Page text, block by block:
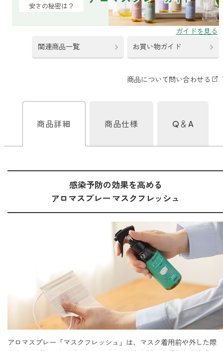
アロミック・エアープラス
アロミック・フロー
スリープブロック
アンチバグプレミアム
ダニ除け
(シトラスミント)
アロミックデオ
ストレケアアロマ
リラックスタイム
エッセンシャルミスト
フランチャイズ募集
＊通話料無料
＊受付：平日10:00～17:00(土日祝定休)
お問い合わせいただく前に一度、「よくある質問」をご確認くださ
よくあるご質問、お問い合わせ
安さの秘密は？
関連商品一覧 お買い物ガイド
商品詳細 商品仕様 Q＆A
感染予防の効果を高める
アロマスプレー マスクフレッシュ
アロマスプレー「マスクフレッシュ」は、マスク着用前や外した際